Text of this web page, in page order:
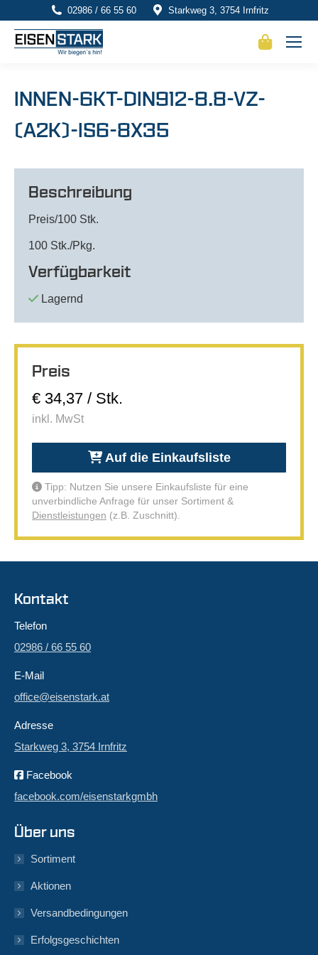
02986 / 66 55 60 Starkweg 3, 3754 Irnfritz
INNEN-6KT-DIN912-8.8-VZ-
(A2K)-IS6-8X35
Beschreibung
Preis/100 Stk.
100 Stk./Pkg.
Verfügbarkeit
Lagernd
Preis
€ 34,37 / Stk.
inkl. MwSt
Auf die Einkaufsliste
Tipp: Nutzen Sie unsere Einkaufsliste für eine
unverbindliche Anfrage für unser Sortiment &
Dienstleistungen (z.B. Zuschnitt).
Kontakt
Telefon
02986 / 66 55 60
E-Mail
office@eisenstark.at
Adresse
Starkweg 3, 3754 Irnfritz
Facebook
facebook.com/eisenstarkgmbh
Über uns
Sortiment
Aktionen
Versandbedingungen
Erfolgsgeschichten